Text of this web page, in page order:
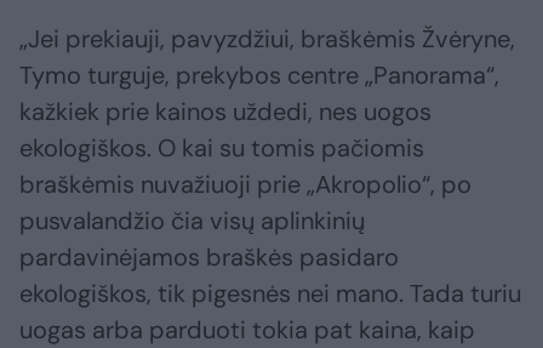
„Jei prekiauji, pavyzdžiui, braškėmis Žvėryne,
Tymo turguje, prekybos centre „Panorama“,
kažkiek prie kainos uždedi, nes uogos
ekologiškos. O kai su tomis pačiomis
braškėmis nuvažiuoji prie „Akropolio“, po
pusvalandžio čia visų aplinkinių
pardavinėjamos braškės pasidaro
ekologiškos, tik pigesnės nei mano. Tada turiu
uogas arba parduoti tokia pat kaina, kaip